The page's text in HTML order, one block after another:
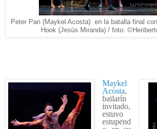
Peter Pan (Maykel Acosta) en la batalla final
Hook (Jesús Miranda) / foto:
Maykel
Acosta,
bailarín
invitado,
estuvo
estupend